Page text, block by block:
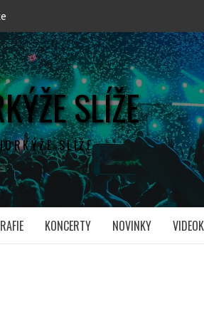
SLÍŽE
SLÍŽE
KONCERTY NOVINKY